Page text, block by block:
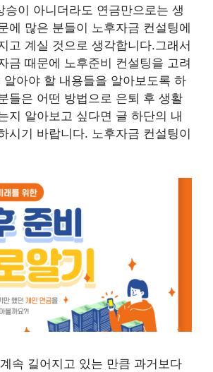
승이 아니더라도 연금만으로는 생
에 많은 분들이 노후자금 컨설팅에
고 계실 것으로 생각합니다.그래서
금 때문에 노후준비 컨설팅을 고려
아야 할 내용들을 알아보도록 하
들은 어떤 방법으로 은퇴 후 생활
지 알아보고 싶다면 글 하단의 내
시기 바랍니다. 노후자금 컨설팅이
속 길어지고 있는 만큼 과거보다